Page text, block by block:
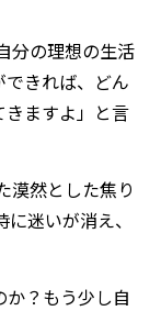
分の理想の生活
きれば、どん
ますよ」と言
漠然とした焦り
迷いが消え、
か？もう少し自